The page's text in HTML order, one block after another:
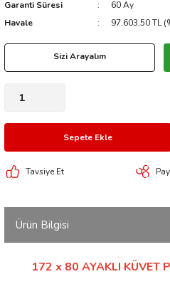
Garanti Süresi
60 Ay
Havale
97.603,50 TL
Sizi Arayalım
Sepete Ekle
Tavsiye Et
Ürün Bilgisi
172 x 80 AYAKLI KÜVET